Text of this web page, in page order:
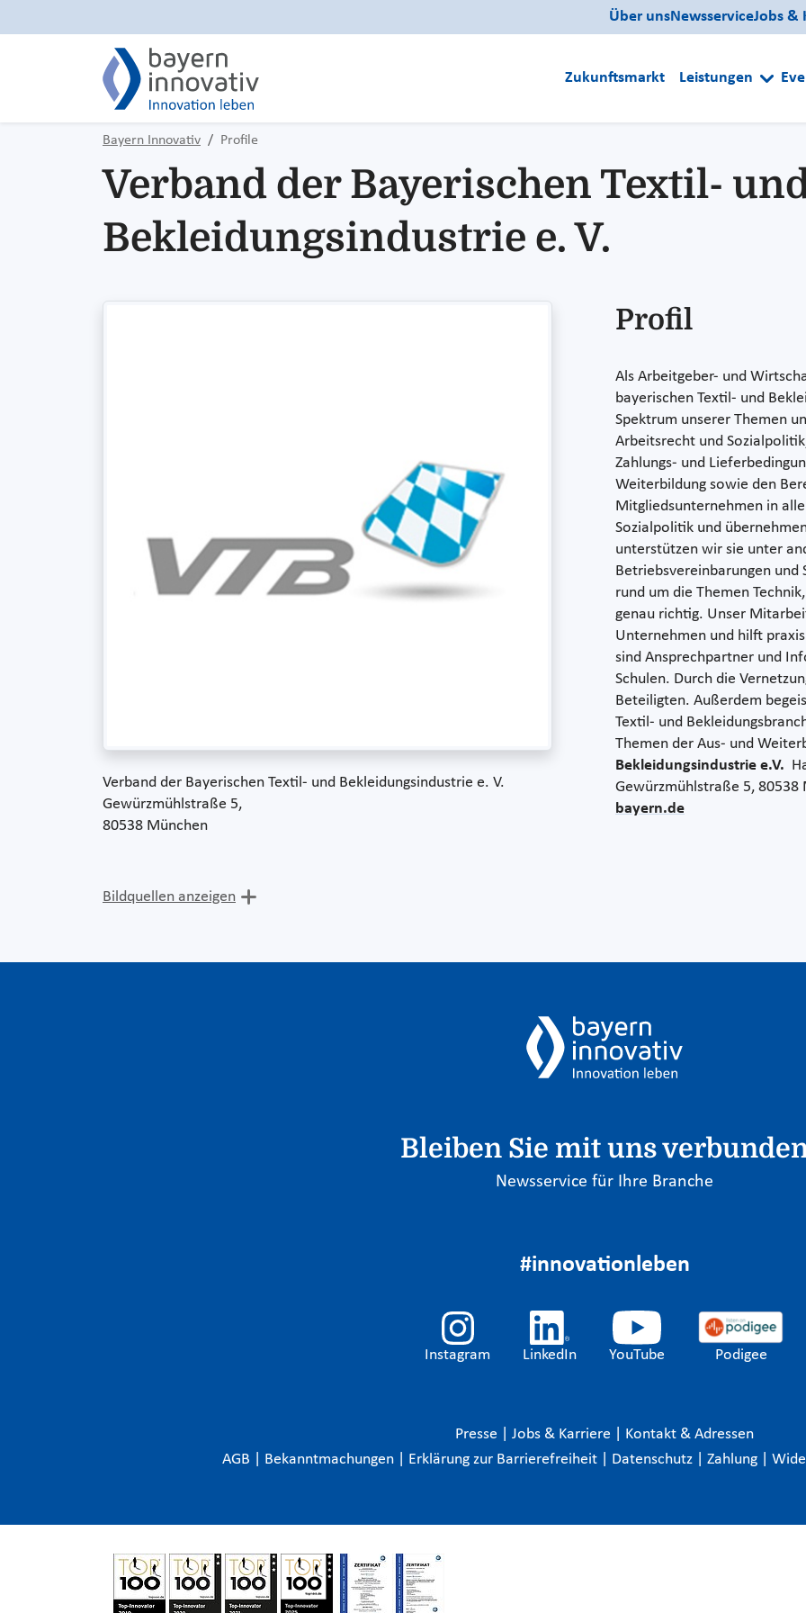
Über unsNewsserviceJobs &
Zukunftsmarkt Leistungen
Bayern Innovativ Profile
Verband der Bayerischen Textil-
Bekleidungsindustrie e. V.
Verband der Bayerischen Textil- und Bekleidungsindustrie e. V.
Gewürzmühlstraße 5,
80538 München
Profil
Als Arbeitgeber- und
bayerischen Textil- und
Spektrum unserer Themen
Arbeitsrecht und
Zahlungs- und
Weiterbildung sowie den
Mitgliedsunternehmen in
Sozialpolitik und
unterstützen wir sie unter
Betriebsvereinbarungen und
rund um die Themen
genau richtig. Unser
Unternehmen und hilft
sind Ansprechpartner und
Schulen. Durch die
Beteiligten. Außerdem
Textil- und
Themen der Aus- und
Bekleidungsindustrie e.V.
Gewürzmühlstraße 5,
bayern.de
Bildquellen anzeigen
Bleiben Sie mit uns
Newsservice für Ihre Branche
#innovationleben
Instagram LinkedIn YouTube Podigee
Presse Jobs & Karriere
Kontakt & Adressen
AGB
Bekanntmachungen Erklärung zur Barrierefreiheit Datenschutz Zahlung